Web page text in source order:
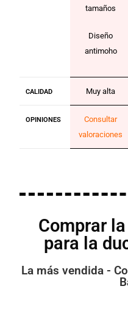
tamaños
Diseño
antimoho
CALIDAD Muy alta
OPINIONES
Consultar
valoraciones
Comprar
para la
La más vendida -